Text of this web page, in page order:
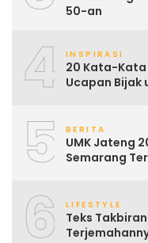
50-an
4 INSPIRASI
20 Kata-Kata
Ucapan Bijak
5 BERITA
UMK Jateng
Semarang
6 LIFESTYLE
Teks